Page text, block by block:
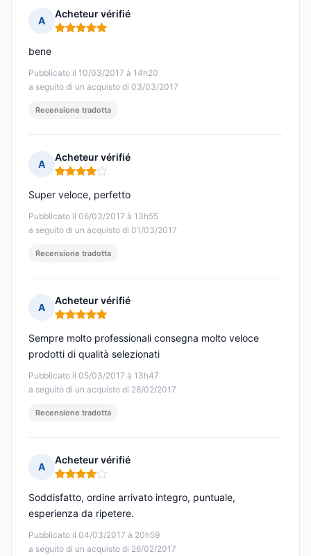
A
Acheteur vérifié
Nota: 5 su 5
Pubblicato il 10/03/2017 à 14h20
a seguito di un acquisto di 03/03/2017
bene
Recensione tradotta
A
Acheteur vérifié
Nota: 4 su 5
Pubblicato il 06/03/2017 à 13h55
a seguito di un acquisto di 01/03/2017
Super veloce, perfetto
Recensione tradotta
A
Acheteur vérifié
Nota: 5 su 5
Pubblicato il 05/03/2017 à 13h47
a seguito di un acquisto di 28/02/2017
Sempre molto professionali consegna molto veloce
prodotti di qualità selezionati
Recensione tradotta
A
Acheteur vérifié
Nota: 4 su 5
Pubblicato il 04/03/2017 à 20h59
a seguito di un acquisto di 26/02/2017
Soddisfatto, ordine arrivato integro, puntuale,
esperienza da ripetere.